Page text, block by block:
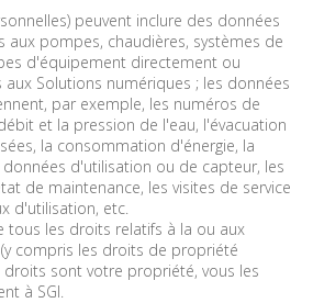
peuvent inclure des données
aux pompes, chaudières, systèmes de
d'équipement directement ou
Solutions numériques ; les données
par exemple, les numéros de
et la pression de l'eau, l'évacuation
la consommation d'énergie, la
d'utilisation ou de capteur, les
de maintenance, les visites de service
d'utilisation, etc.
tous les droits relatifs à la ou aux
compris les droits de propriété
droits sont votre propriété, vous les
à SGI.